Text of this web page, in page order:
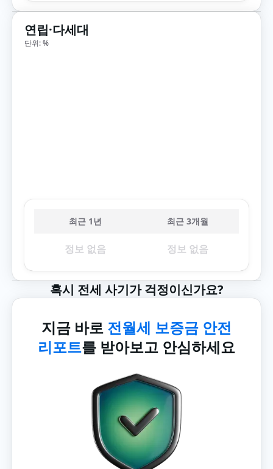
연립·다세대
단위: %
최근 1년 최근 3개월
정보 없음 정보 없음
혹시 전세 사기가 걱정이신가요?
지금 바로 전월세 보증금 안전
리포트를 받아보고 안심하세요